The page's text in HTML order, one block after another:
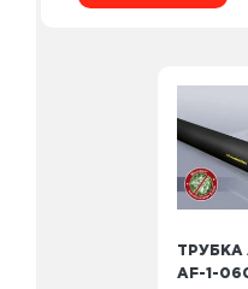
ТРУБКА
AF-1-